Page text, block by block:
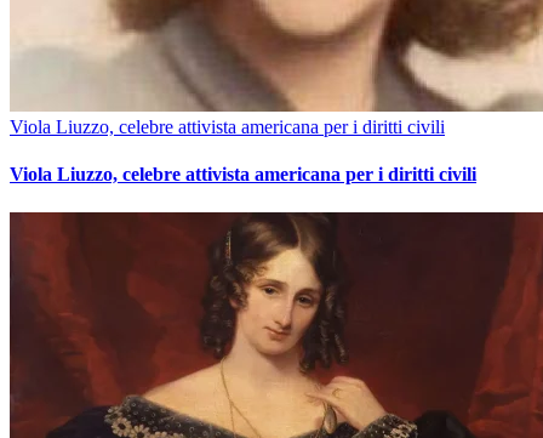
Viola Liuzzo, celebre attivista americana per i diritti civili
Viola Liuzzo, celebre attivista americana per i diritti civili